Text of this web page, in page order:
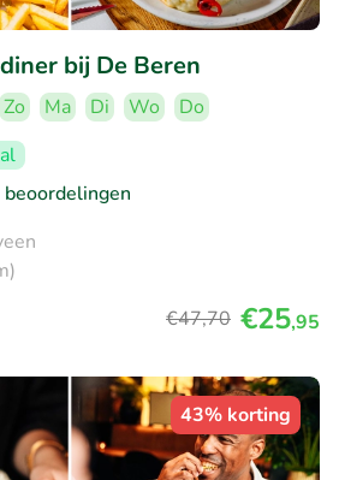
bij De Beren
Zo Ma Di Wo
Do
€47,70 €25,95
43% korting